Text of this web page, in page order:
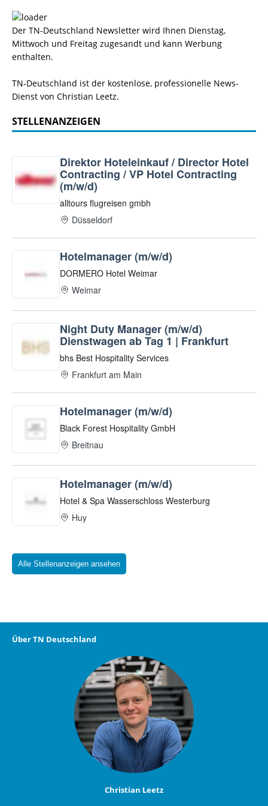
Der TN-Deutschland Newsletter wird Ihnen Dienstag,
Mittwoch und Freitag zugesandt und kann Werbung
enthalten.
TN-Deutschland ist der kostenlose, professionelle News-
Dienst von Christian Leetz.
STELLENANZEIGEN
Alle Stellenanzeigen ansehen
Über TN Deutschland
Christian Leetz